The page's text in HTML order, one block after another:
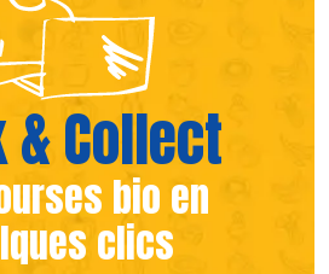
Collect
bio en
clics